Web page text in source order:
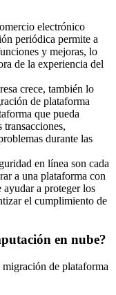
electrónico
periódica permite a
y mejoras, lo
de la experiencia del
crece, también lo
de plataforma
que pueda
durante las
en línea son cada
a una plataforma con
ayudar a proteger los
el cumplimiento de
en nube?
de plataforma